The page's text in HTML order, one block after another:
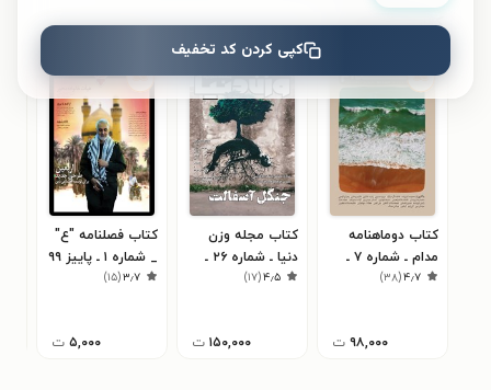
کتاب‌های مشابه
کتاب دوماهنامه
مدام ـ شماره ۷ ـ
وطن۴٫۷(۳۸)
۹۸,۰۰۰ ت
کتاب مجله وزن
دنیا ـ شماره ۲۶ ـ
اردیبهشت ۱۴۰۲
۴٫۵(۱۷)
۱۵۰,۰۰۰ ت
کتاب فصلنامه "ع"
_ شماره ۱ ـ پاییز ۹۹
۳٫۷(۱۵)
۵,۰۰۰ ت
کپی کردن کد تخفیف